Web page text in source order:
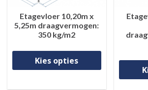
Etagevloer 10,20m x
5,25m draagvermogen:
350 kg/m2
Kies opties
Dit